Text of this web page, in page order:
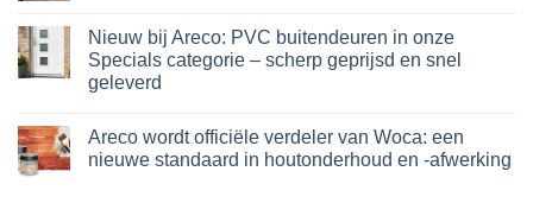
Nieuw bij Areco: PVC buitendeuren in onze
Specials categorie – scherp geprijsd en snel
geleverd
Areco wordt officiële verdeler van Woca: een
nieuwe standaard in houtonderhoud en -afwerking